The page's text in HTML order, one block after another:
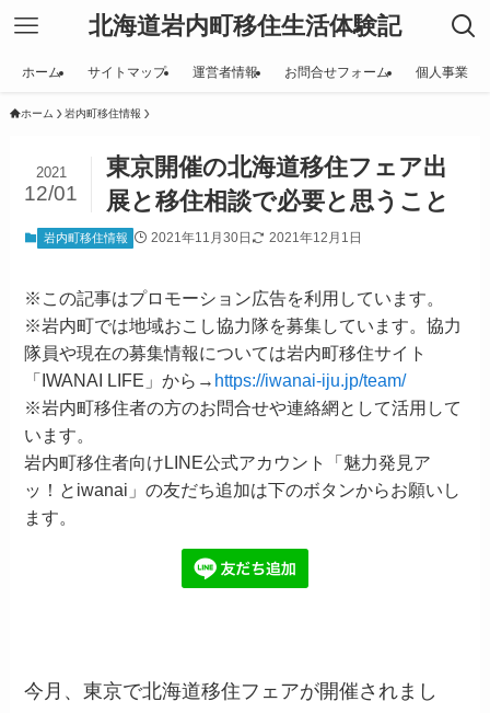
北海道岩内町移住生活体験記
ホーム サイトマップ 運営者情報 お問合せフォーム 個人事業
ホーム 岩内町移住情報
東京開催の北海道移住フェア出
展と移住相談で必要と思うこと
2021
12/01
岩内町移住情報 2021年11月30日 2021年12月1日
※この記事はプロモーション広告を利用しています。
※岩内町では地域おこし協力隊を募集しています。協力
隊員や現在の募集情報については岩内町移住サイト
「IWANAI LIFE」から→ https://iwanai-iju.jp/team/
※岩内町移住者の方のお問合せや連絡網として活用して
います。
岩内町移住者向けLINE公式アカウント「魅力発見ア
ッ！とiwanai」の友だち追加は下のボタンからお願いし
ます。
今月、東京で北海道移住フェアが開催されまし